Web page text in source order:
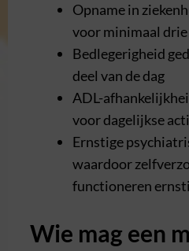
Opname in
voor minimaal drie
Bedlegerigheid
deel van de dag
ADL-
voor dagelijkse
Ernstige
waardoor
functioneren
Wie mag een